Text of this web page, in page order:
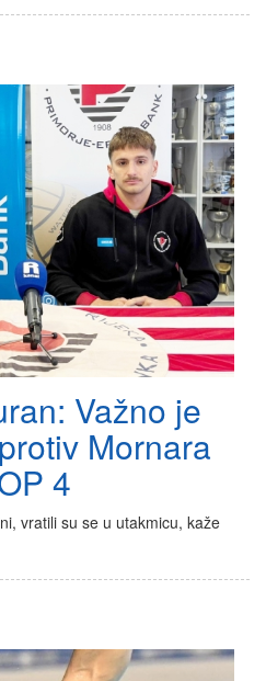
Važno je
Mornara
4
vratili su se u utakmicu, kaže